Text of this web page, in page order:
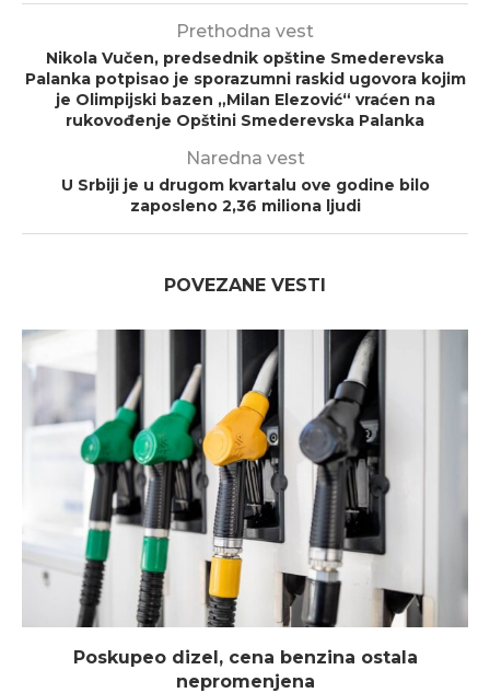
Prethodna vest
Nikola Vučen, predsednik opštine Smederevska
Palanka potpisao je sporazumni raskid ugovora kojim
je Olimpijski bazen „Milan Elezović“ vraćen na
rukovođenje Opštini Smederevska Palanka
Naredna vest
U Srbiji je u drugom kvartalu ove godine bilo
zaposleno 2,36 miliona ljudi
POVEZANE VESTI
Poskupeo dizel, cena benzina ostala
nepromenjena